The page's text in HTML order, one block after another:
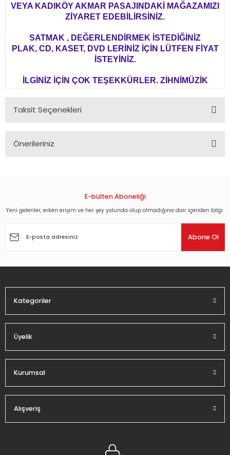
VEYA KADIKÖY AKMAR PASAJINDAKİ MAĞAZAMIZI
ZİYARET EDEBİLİRSİNİZ.
SATMAK , DEĞERLENDİRMEK İSTEDİĞİNİZ
PLAK, CD, KASET, DVD LERİNİZ İÇİN LÜTFEN FİYAT
İSTEYİNİZ.
İLGİNİZ İÇİN ÇOK TEŞEKKÜRLER. ZİHNİMÜZİK
Taksit Seçenekleri
Önerileriniz
Görüş ve önerileriniz için teşekkür ederiz.
Ürün açıklamasında eksik bilgiler bulunuyor.
E-bülten Aboneliği
Yeni gelenler, erken erişim ve her şey yolunda olup olmadığına dair içeriden bilgi.
Abone Ol
Kategoriler
Üyelik
Kurumsal
Alışveriş